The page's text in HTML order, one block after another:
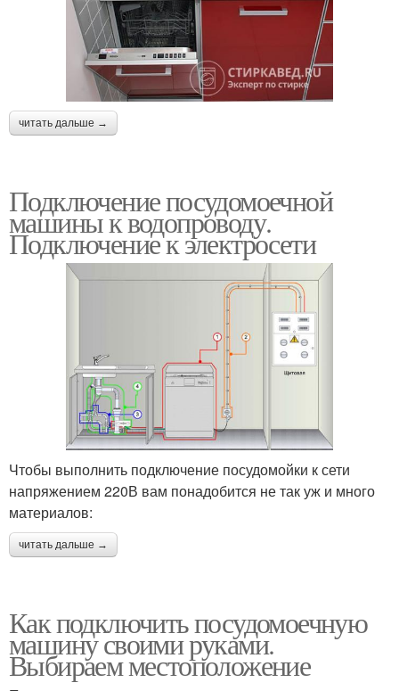
читать дальше →
Подключение посудомоечной
машины к водопроводу.
Подключение к электросети
Чтобы выполнить подключение посудомойки к сети
напряжением 220В вам понадобится не так уж и много
материалов:
читать дальше →
Как подключить посудомоечную
машину своими руками.
Выбираем местоположение